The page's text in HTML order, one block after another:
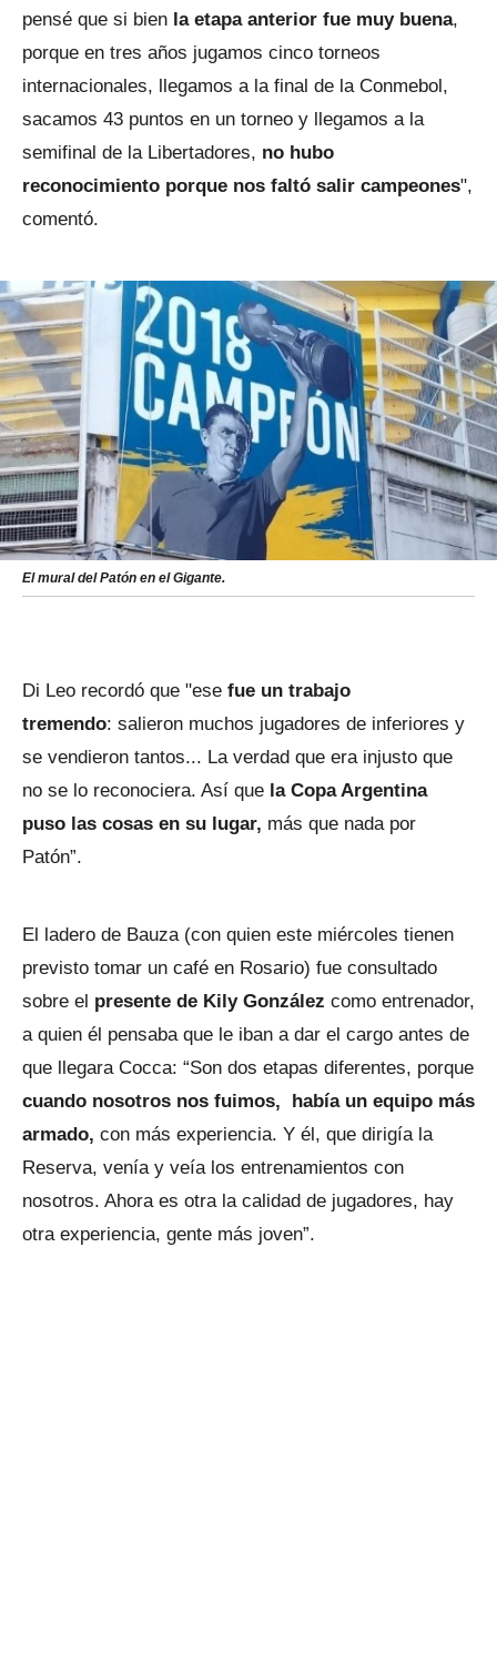
pensé que si bien la etapa anterior fue muy buena,
porque en tres años jugamos cinco torneos
internacionales, llegamos a la final de la Conmebol,
sacamos 43 puntos en un torneo y llegamos a la
semifinal de la Libertadores, no hubo
reconocimiento porque nos faltó salir campeones",
comentó.
El mural del Patón en el Gigante.
Di Leo recordó que "ese fue un trabajo
tremendo: salieron muchos jugadores de inferiores y
se vendieron tantos... La verdad que era injusto que
no se lo reconociera. Así que la Copa Argentina
puso las cosas en su lugar, más que nada por
Patón”.
El ladero de Bauza (con quien este miércoles tienen
previsto tomar un café en Rosario) fue consultado
sobre el presente de Kily González como entrenador,
a quien él pensaba que le iban a dar el cargo antes de
que llegara Cocca: “Son dos etapas diferentes, porque
cuando nosotros nos fuimos, había un equipo más
armado, con más experiencia. Y él, que dirigía la
Reserva, venía y veía los entrenamientos con
nosotros. Ahora es otra la calidad de jugadores, hay
otra experiencia, gente más joven”.